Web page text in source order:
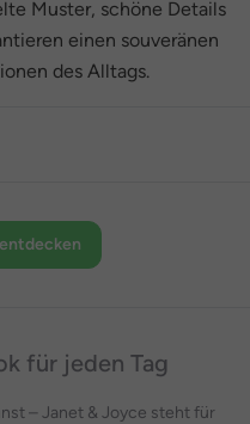
Muster, schöne Details
einen souveränen
des Alltags.
für jeden Tag
– Janet & Joyce steht für